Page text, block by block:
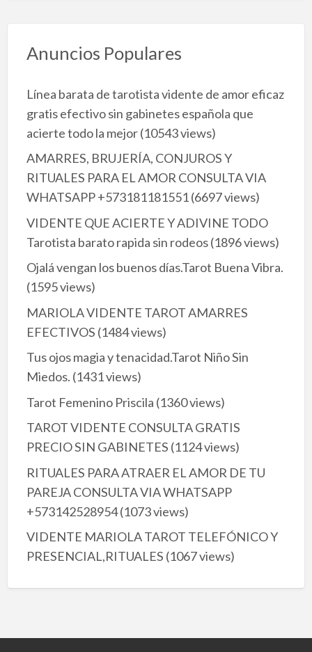
Anuncios Populares
Línea barata de tarotista vidente de amor eficaz
gratis efectivo sin gabinetes española que
acierte todo la mejor(10543 views)
AMARRES, BRUJERÍA, CONJUROS Y
RITUALES PARA EL AMOR CONSULTA VIA
WHATSAPP +573181181551(6697 views)
VIDENTE QUE ACIERTE Y ADIVINE TODO
Tarotista barato rapida sin rodeos(1896 views)
Ojalá vengan los buenos días.Tarot Buena Vibra.
(1595 views)
MARIOLA VIDENTE TAROT AMARRES
EFECTIVOS (1484 views)
Tus ojos magia y tenacidad.Tarot Niño Sin
Miedos. (1431 views)
Tarot Femenino Priscila (1360 views)
TAROT VIDENTE CONSULTA GRATIS
PRECIO SIN GABINETES (1124 views)
RITUALES PARA ATRAER EL AMOR DE TU
PAREJA CONSULTA VIA WHATSAPP
+573142528954(1073 views)
VIDENTE MARIOLA TAROT TELEFÓNICO Y
PRESENCIAL,RITUALES (1067 views)